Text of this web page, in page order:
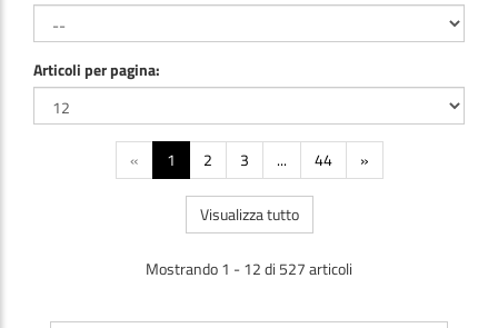
Articoli per pagina:
« 1 2 3 ... 44 »
Visualizza tutto
Mostrando 1 - 12 di 527 articoli